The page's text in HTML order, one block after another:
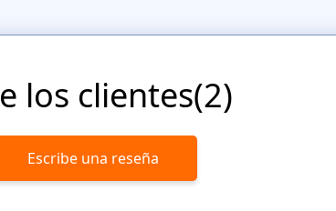
los clientes(2)
Escribe una reseña